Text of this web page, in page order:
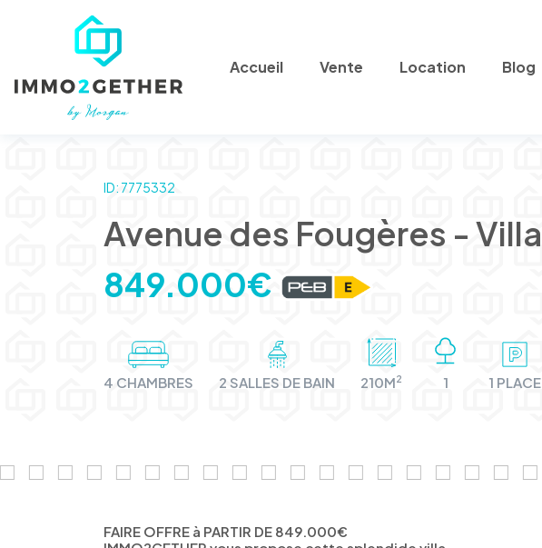
Accueil Vente Location Blog
ID: 7775332
Avenue des Fougères - Villa
849.000€
4 CHAMBRES 2 SALLES DE BAIN 210M2 1 1 PLACE
FAIRE OFFRE à PARTIR DE 849.000€